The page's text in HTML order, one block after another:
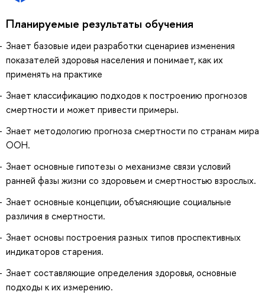
Планируемые результаты обучения
Знает базовые идеи разработки сценариев изменения
показателей здоровья населения и понимает, как их
применять на практике
Знает классификацию подходов к построению прогнозов
смертности и может привести примеры.
Знает методологию прогноза смертности по странам мира
ООН.
Знает основные гипотезы о механизме связи условий
ранней фазы жизни со здоровьем и смертностью взрослых.
Знает основные концепции, объясняющие социальные
различия в смертности.
Знает основы построения разных типов проспективных
индикаторов старения.
Знает составляющие определения здоровья, основные
подходы к их измерению.